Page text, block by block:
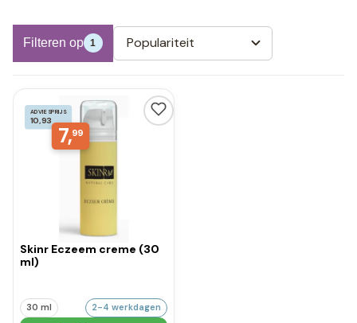
Filteren op 1 Populariteit
ADVIESPRIJS
10,93
7,99
Skinr Eczeem creme (30
ml)
30 ml 2-4 werkdagen